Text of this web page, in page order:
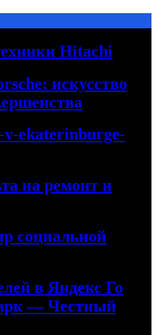
Hitachi
искусство
ekaterinburge-
на ремонт и
социальной
в Яндекс Го
— Честный